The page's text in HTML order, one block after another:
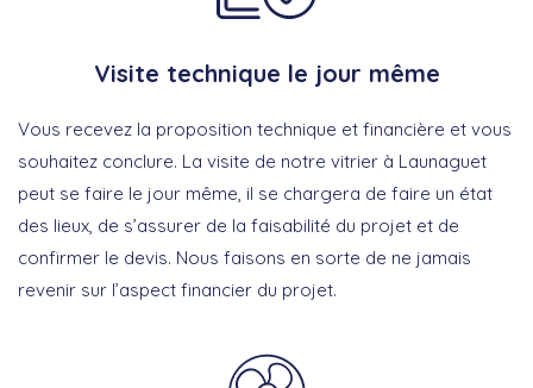
Visite technique le jour même
Vous recevez la proposition technique et financière et vous
souhaitez conclure. La visite de notre vitrier à Launaguet
peut se faire le jour même, il se chargera de faire un état
des lieux, de s’assurer de la faisabilité du projet et de
confirmer le devis. Nous faisons en sorte de ne jamais
revenir sur l’aspect financier du projet.